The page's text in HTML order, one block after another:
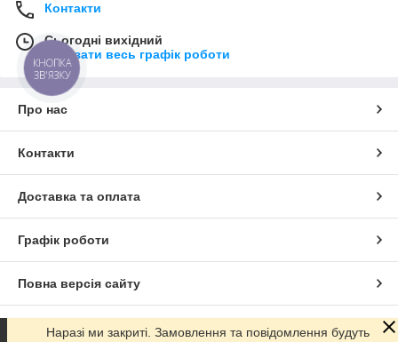
Контакти
Сьогодні вихідний
Показати весь графік роботи
Про нас
Контакти
Доставка та оплата
Графік роботи
Повна версія сайту
Сайт створено на маркетплейсіProm.ua
Наразі ми закриті. Замовлення та повідомлення будуть
КНОПКА
ЗВ'ЯЗКУ